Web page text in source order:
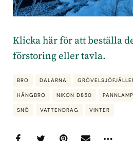
Klicka här för att beställa
förstoring eller tavla.
BRO DALARNA
HÄNGBRO NIKON D850
SNÖ VATTENDRAG VINTER